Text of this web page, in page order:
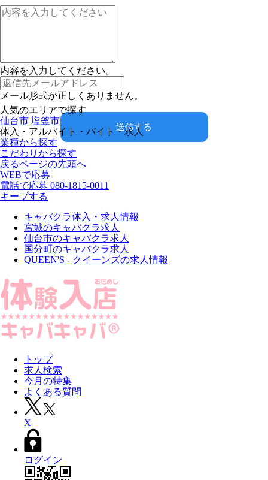
内容を入力してください。
メール形式が正しくありません。
送信する
人気のエリアで探す
仙台市 塩釜市
体入・アルバイト・バイト・求人
業種から探す
こだわりから探す
戻るページの先頭へ
WEBで応募
電話で応募 080-1815-0011
キープする
キャバクラ体入・求人情報
宮城のキャバクラ求人
仙台市のキャバクラ求人
国分町のキャバクラ求人
QUEEN'S - クイーンズの求人情報
トップ
求人検索
今月の特集
よくある質問
X
ログイン